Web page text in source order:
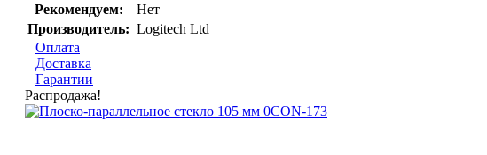
Рекомендуем:
Нет
Производитель: Logitech Ltd
Оплата
Доставка
Гарантии
Распродажа!